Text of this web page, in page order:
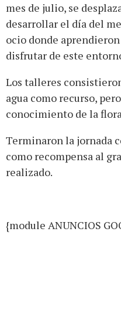
mes de julio, se
desarrollar el día del
ocio donde
disfrutar de este
Los talleres
agua como recurso,
conocimiento de la
Terminaron la jornada
como recompensa al
realizado.
{module ANUNCIOS